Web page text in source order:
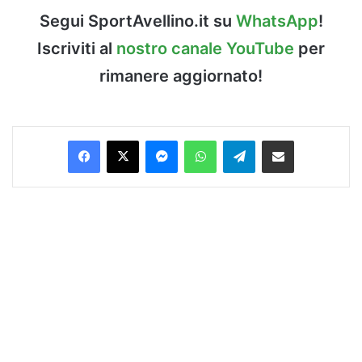
Segui SportAvellino.it su WhatsApp!
Iscriviti al nostro canale YouTube per
rimanere aggiornato!
Facebook
X MessengerWhatsAppTelegramCondividi via Email